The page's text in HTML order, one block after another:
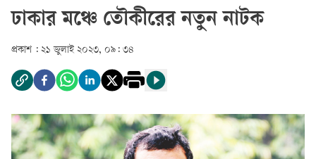
ঢাকার মঞ্চে তৌকীরের নতুন নাটক
প্রকাশ : ২১ জুলাই ২০২৩, ০৯: ৩৪